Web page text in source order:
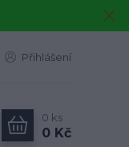
Přihlášení
0 ks
0 Kč